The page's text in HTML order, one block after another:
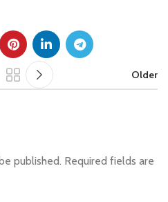
Older
published. Required fields are